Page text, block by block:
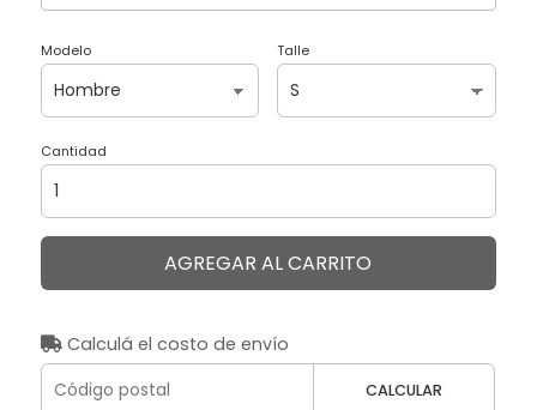
Modelo Talle
Cantidad
AGREGAR AL CARRITO
Calculá el costo de envío
CALCULAR